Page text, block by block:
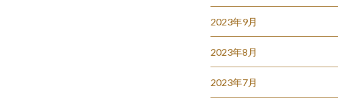
2023年9月
2023年8月
2023年7月